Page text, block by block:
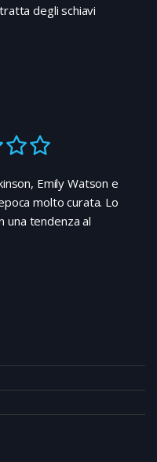
degli schiavi
Emily Watson e
molto curata. Lo
una tendenza al